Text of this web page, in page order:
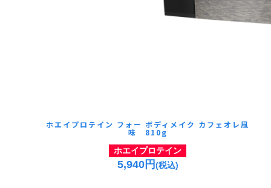
ホエイプロテイン フォー ボディメイク カフェオレ風
味 810g
ホエイプロテイン
5,940円(税込)